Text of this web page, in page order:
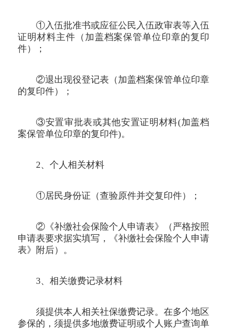
①入伍批准书或应征公民入伍政审表等入伍
证明材料主件（加盖档案保管单位印章的复印
件）；
②退出现役登记表（加盖档案保管单位印章
的复印件）；
③安置审批表或其他安置证明材料(加盖档
案保管单位印章的复印件)。
2、个人相关材料
①居民身份证（查验原件并交复印件）；
②《补缴社会保险个人申请表》（严格按照
申请表要求据实填写，《补缴社会保险个人申请
表》附后）。
3、相关缴费记录材料
须提供本人相关社保缴费记录。在多个地区
参保的，须提供多地缴费证明或个人账户查询单